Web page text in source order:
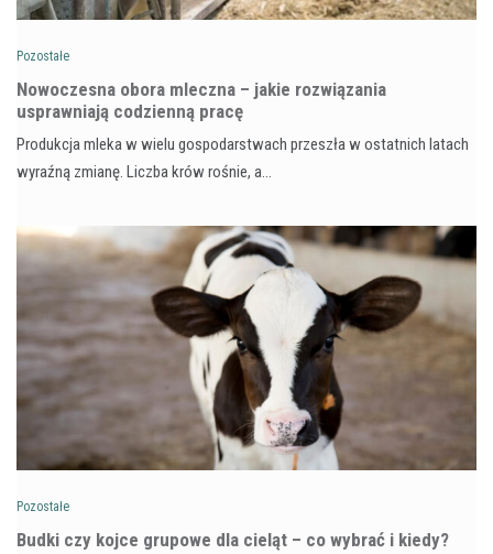
Pozostałe
Nowoczesna obora mleczna – jakie rozwiązania
usprawniają codzienną pracę
Produkcja mleka w wielu gospodarstwach przeszła w ostatnich latach
wyraźną zmianę. Liczba krów rośnie, a…
Pozostałe
Budki czy kojce grupowe dla cieląt – co wybrać i kiedy?